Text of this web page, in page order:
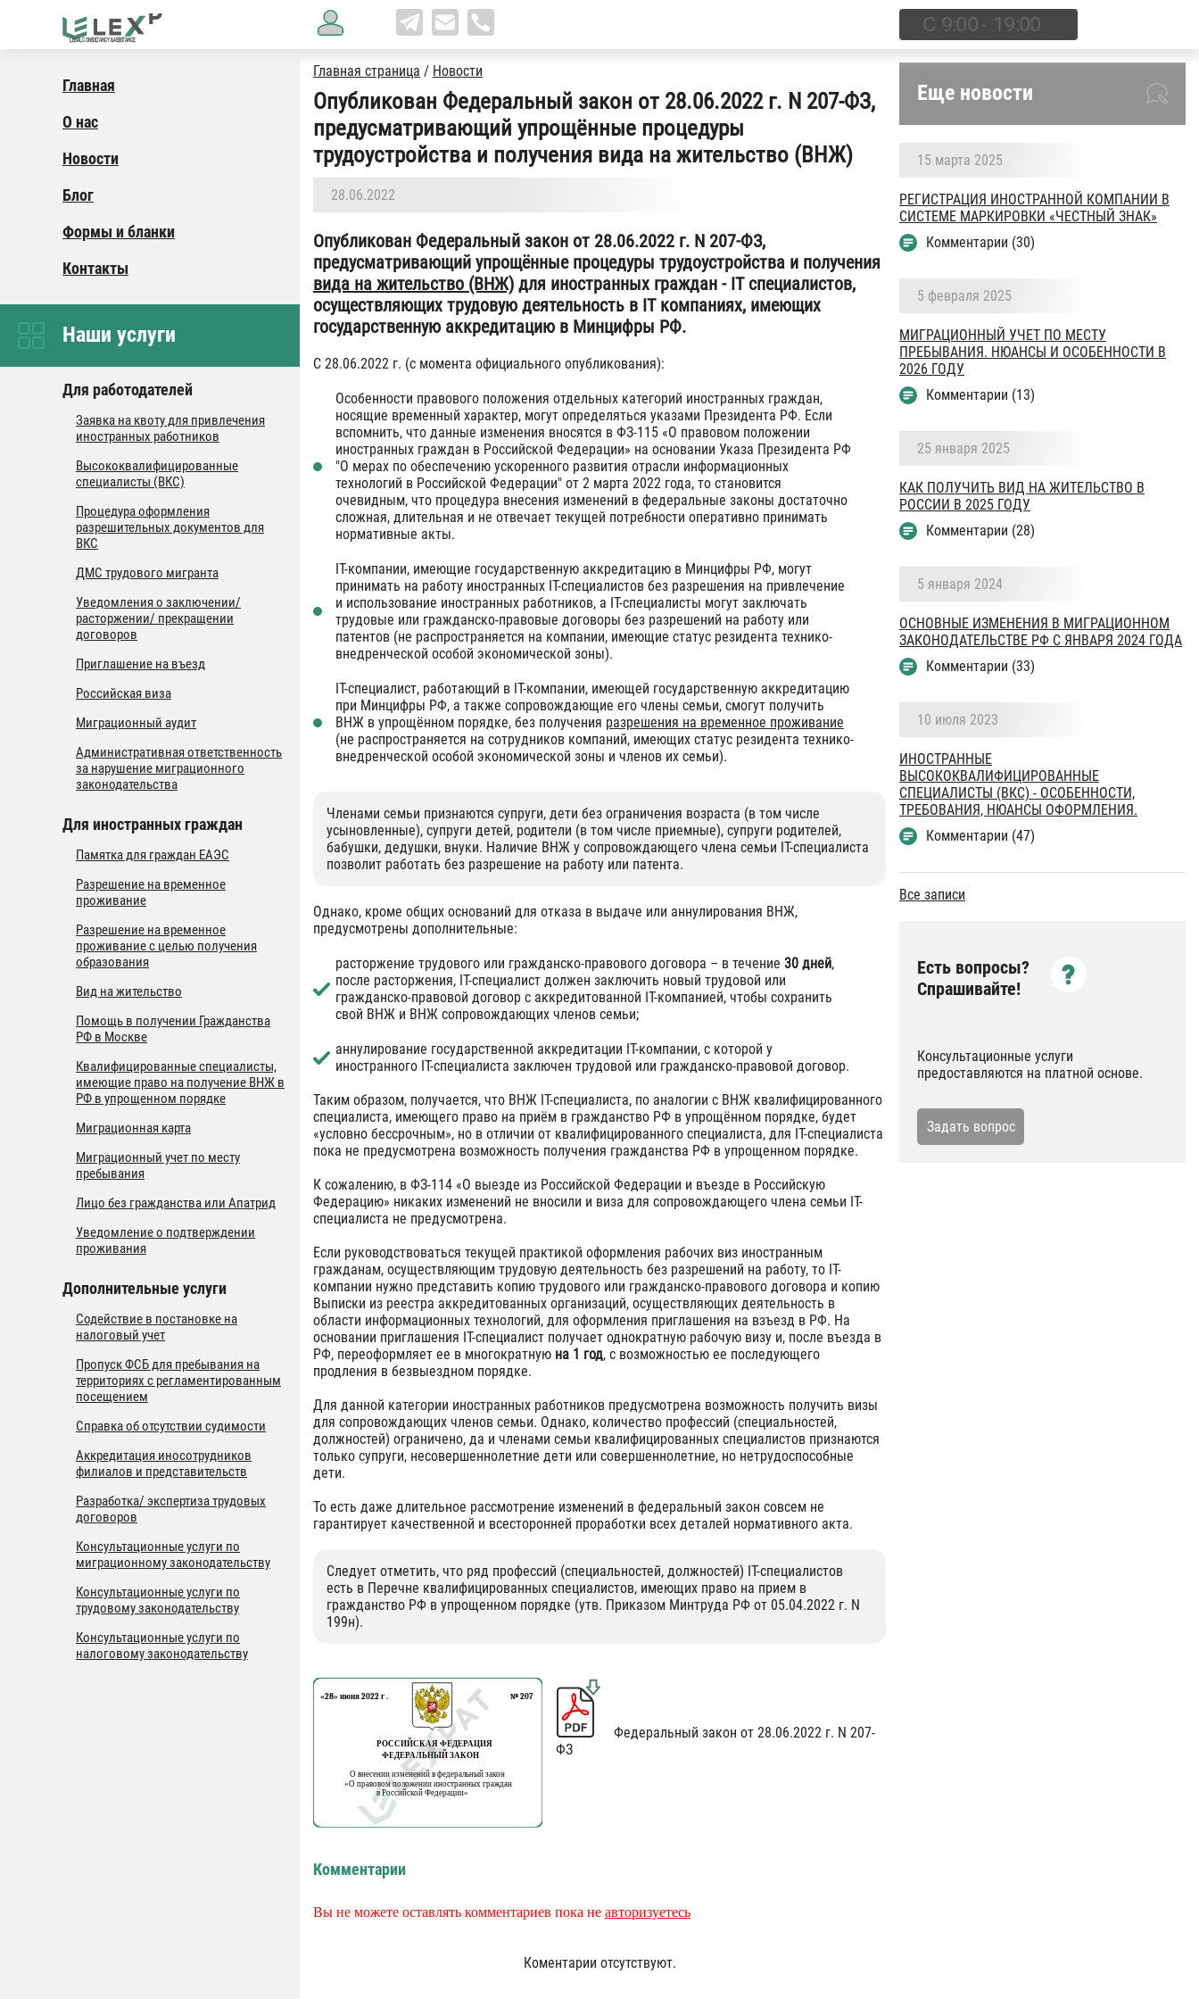
Главная
О нас
Новости
Блог
Формы и бланки
Контакты
Наши услуги
Для работодателей
Заявка на квоту для привлечения
иностранных работников
Высококвалифицированные
специалисты (ВКС)
Процедура оформления
разрешительных документов для
ВКС
ДМС трудового мигранта
Уведомления о заключении/
расторжении/ прекращении
договоров
Приглашение на въезд
Российская виза
Миграционный аудит
Административная ответственность
за нарушение миграционного
законодательства
Для иностранных граждан
Памятка для граждан ЕАЭС
Разрешение на временное
проживание
Разрешение на временное
проживание с целью получения
образования
Вид на жительство
Помощь в получении Гражданства
РФ в Москве
Квалифицированные специалисты,
имеющие право на получение ВНЖ в
РФ в упрощенном порядке
Миграционная карта
Миграционный учет по месту
пребывания
Лицо без гражданства или Апатрид
Уведомление о подтверждении
проживания
Дополнительные услуги
Содействие в постановке на
налоговый учет
Пропуск ФСБ для пребывания на
территориях с регламентированным
посещением
Справка об отсутствии судимости
Аккредитация иносотрудников
филиалов и представительств
Разработка/ экспертиза трудовых
договоров
Консультационные услуги по
миграционному законодательству
Консультационные услуги по
трудовому законодательству
Консультационные услуги по
налоговому законодательству
Главная страница / Новости
Опубликован Федеральный закон от 28.06.2022 г. N 207-ФЗ,
предусматривающий упрощённые процедуры
трудоустройства и получения вида на жительство (ВНЖ)
28.06.2022
Опубликован Федеральный закон от 28.06.2022 г. N 207-ФЗ,
предусматривающий упрощённые процедуры трудоустройства и получения
вида на жительство (ВНЖ) для иностранных граждан - IT специалистов,
осуществляющих трудовую деятельность в IT компаниях, имеющих
государственную аккредитацию в Минцифры РФ.
С 28.06.2022 г. (с момента официального опубликования):
Особенности правового положения отдельных категорий иностранных граждан,
носящие временный характер, могут определяться указами Президента РФ. Если
вспомнить, что данные изменения вносятся в ФЗ-115 «О правовом положении
иностранных граждан в Российской Федерации» на основании Указа Президента РФ
"О мерах по обеспечению ускоренного развития отрасли информационных
технологий в Российской Федерации" от 2 марта 2022 года, то становится
очевидным, что процедура внесения изменений в федеральные законы достаточно
сложная, длительная и не отвечает текущей потребности оперативно принимать
нормативные акты.
IT-компании, имеющие государственную аккредитацию в Минцифры РФ, могут
принимать на работу иностранных IТ-специалистов без разрешения на привлечение
и использование иностранных работников, а IT-специалисты могут заключать
трудовые или гражданско-правовые договоры без разрешений на работу или
патентов (не распространяется на компании, имеющие статус резидента технико-
внедренческой особой экономической зоны).
IT-специалист, работающий в IT-компании, имеющей государственную аккредитацию
при Минцифры РФ, а также сопровождающие его члены семьи, смогут получить
ВНЖ в упрощённом порядке, без получения разрешения на временное проживание
(не распространяется на сотрудников компаний, имеющих статус резидента технико-
внедренческой особой экономической зоны и членов их семьи).
Членами семьи признаются супруги, дети без ограничения возраста (в том числе
усыновленные), супруги детей, родители (в том числе приемные), супруги родителей,
бабушки, дедушки, внуки. Наличие ВНЖ у сопровождающего члена семьи IT-специалиста
позволит работать без разрешение на работу или патента.
Однако, кроме общих оснований для отказа в выдаче или аннулирования ВНЖ,
предусмотрены дополнительные:
расторжение трудового или гражданско-правового договора – в течение 30 дней,
после расторжения, IT-специалист должен заключить новый трудовой или
гражданско-правовой договор с аккредитованной IT-компанией, чтобы сохранить
свой ВНЖ и ВНЖ сопровождающих членов семьи;
аннулирование государственной аккредитации IT-компании, с которой у
иностранного IT-специалиста заключен трудовой или гражданско-правовой договор.
Таким образом, получается, что ВНЖ IT-специалиста, по аналогии с ВНЖ квалифицированного
специалиста, имеющего право на приём в гражданство РФ в упрощённом порядке, будет
«условно бессрочным», но в отличии от квалифицированного специалиста, для IT-специалиста
пока не предусмотрена возможность получения гражданства РФ в упрощенном порядке.
К сожалению, в ФЗ-114 «О выезде из Российской Федерации и въезде в Российскую
Федерацию» никаких изменений не вносили и виза для сопровождающего члена семьи IT-
специалиста не предусмотрена.
Если руководствоваться текущей практикой оформления рабочих виз иностранным
гражданам, осуществляющим трудовую деятельность без разрешений на работу, то IT-
компании нужно представить копию трудового или гражданско-правового договора и копию
Выписки из реестра аккредитованных организаций, осуществляющих деятельность в
области информационных технологий, для оформления приглашения на взъезд в РФ. На
основании приглашения IT-специалист получает однократную рабочую визу и, после въезда в
РФ, переоформляет ее в многократную на 1 год, с возможностью ее последующего
продления в безвыездном порядке.
Для данной категории иностранных работников предусмотрена возможность получить визы
для сопровождающих членов семьи. Однако, количество профессий (специальностей,
должностей) ограничено, да и членами семьи квалифицированных специалистов признаются
только супруги, несовершеннолетние дети или совершеннолетние, но нетрудоспособные
дети.
То есть даже длительное рассмотрение изменений в федеральный закон совсем не
гарантирует качественной и всесторонней проработки всех деталей нормативного акта.
Следует отметить, что ряд профессий (специальностей, должностей) IT-специалистов
есть в Перечне квалифицированных специалистов, имеющих право на прием в
гражданство РФ в упрощенном порядке (утв. Приказом Минтруда РФ от 05.04.2022 г. N
199н).
Федеральный закон от 28.06.2022 г. N 207-
ФЗ
Комментарии
Вы не можете оставлять комментариев пока не авторизуетесь
Коментарии отсутствуют.
Еще новости
15 марта 2025
РЕГИСТРАЦИЯ ИНОСТРАННОЙ КОМПАНИИ В
СИСТЕМЕ МАРКИРОВКИ «ЧЕСТНЫЙ ЗНАК»
Комментарии (30)
5 февраля 2025
МИГРАЦИОННЫЙ УЧЕТ ПО МЕСТУ
ПРЕБЫВАНИЯ. НЮАНСЫ И ОСОБЕННОСТИ В
2026 ГОДУ
Комментарии (13)
25 января 2025
КАК ПОЛУЧИТЬ ВИД НА ЖИТЕЛЬСТВО В
РОССИИ В 2025 ГОДУ
Комментарии (28)
5 января 2024
ОСНОВНЫЕ ИЗМЕНЕНИЯ В МИГРАЦИОННОМ
ЗАКОНОДАТЕЛЬСТВЕ РФ С ЯНВАРЯ 2024 ГОДА
Комментарии (33)
10 июля 2023
ИНОСТРАННЫЕ
ВЫСОКОКВАЛИФИЦИРОВАННЫЕ
СПЕЦИАЛИСТЫ (ВКС) - ОСОБЕННОСТИ,
ТРЕБОВАНИЯ, НЮАНСЫ ОФОРМЛЕНИЯ.
Комментарии (47)
Все записи
Есть вопросы?
Спрашивайте!
Консультационные услуги
предоставляются на платной основе.
Задать вопрос